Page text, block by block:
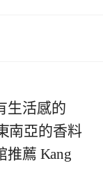
生活感的
南亞的香料
推薦 Kang